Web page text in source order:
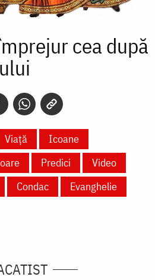
cea după
Viață
Icoane
Predici
Video
Condac
Evanghelie